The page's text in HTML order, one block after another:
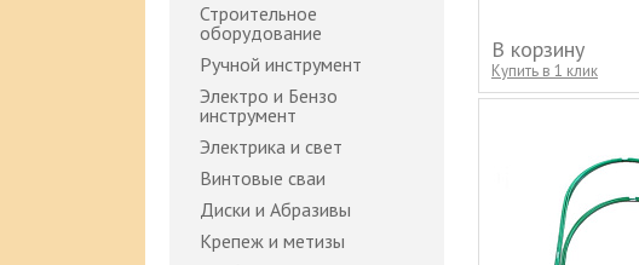
Строительное
оборудование
Ручной инструмент
Электро и Бензо
инструмент
Электрика и свет
Винтовые сваи
Диски и Абразивы
Крепеж и метизы
В корзину
Купить в 1 клик